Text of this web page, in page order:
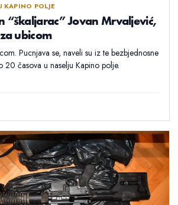
KAPINO POLJE
“škaljarac” Jovan Mrvaljević,
ubicom
Pucnjava se, naveli su iz te bezbjednosne
20 časova u naselju Kapino polje.